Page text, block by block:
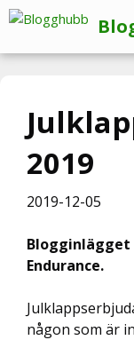
Hoppa
innehåll
2019
2019-12-05
Blogginlägget
Endurance.
någon som är